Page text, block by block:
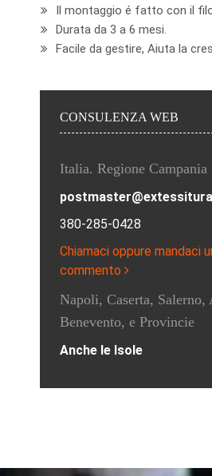
Il montaggio é fatto con il
Durata da 3 a 6 mesi.
Facile da gestire, Aiuta la
CONSULENZA WEB
Italia. Regione Campania
380-285-0428
Chiamaci oppure mandaci
commento
Napoli, Caserta, Salerno,
Benevento, e Provincie
Anche le Isole